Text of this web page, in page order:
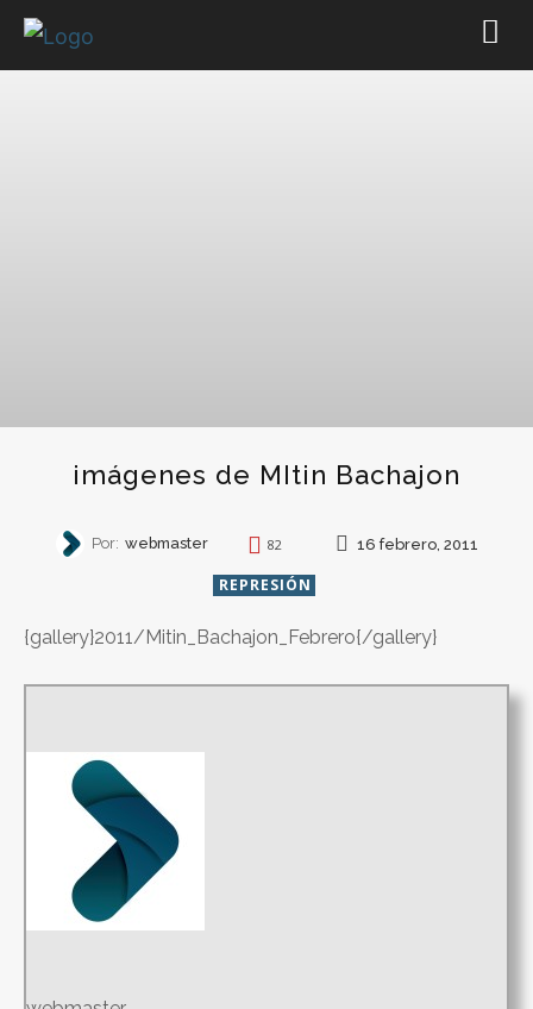
imágenes de MItin Bachajon
Por: webmaster 82 16 febrero, 2011
REPRESIÓN
{gallery}2011/Mitin_Bachajon_Febrero{/gallery}